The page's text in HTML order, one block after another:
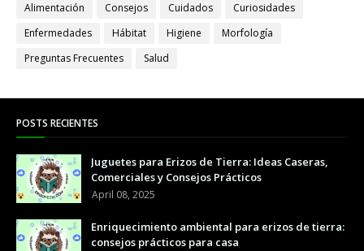
Alimentación Consejos Cuidados
Curiosidades
Enfermedades
Hábitat Higiene
Morfología
Preguntas Frecuentes
Salud
POSTS RECIENTES
Juguetes para Erizos de Tierra: Ideas Caseras,
Comerciales y Consejos Prácticos
April 08, 2025
Enriquecimiento ambiental para erizos de tierra:
consejos prácticos para casa